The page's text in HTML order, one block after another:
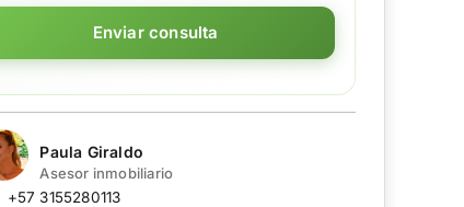
Enviar consulta
Paula Giraldo
Asesor inmobiliario
+57 3155280113